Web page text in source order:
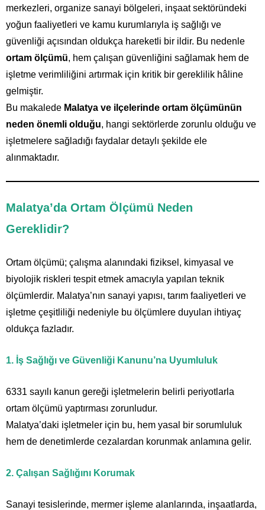
merkezleri, organize sanayi bölgeleri, inşaat sektöründeki
yoğun faaliyetleri ve kamu kurumlarıyla iş sağlığı ve
güvenliği açısından oldukça hareketli bir ildir. Bu nedenle
ortam ölçümü, hem çalışan güvenliğini sağlamak hem de
işletme verimliliğini artırmak için kritik bir gereklilik hâline
gelmiştir.
Bu makalede Malatya ve ilçelerinde ortam ölçümünün
neden önemli olduğu, hangi sektörlerde zorunlu olduğu ve
işletmelere sağladığı faydalar detaylı şekilde ele
alınmaktadır.
Malatya’da Ortam Ölçümü Neden
Gereklidir?
Ortam ölçümü; çalışma alanındaki fiziksel, kimyasal ve
biyolojik riskleri tespit etmek amacıyla yapılan teknik
ölçümlerdir. Malatya’nın sanayi yapısı, tarım faaliyetleri ve
işletme çeşitliliği nedeniyle bu ölçümlere duyulan ihtiyaç
oldukça fazladır.
1. İş Sağlığı ve Güvenliği Kanunu’na Uyumluluk
6331 sayılı kanun gereği işletmelerin belirli periyotlarla
ortam ölçümü yaptırması zorunludur.
Malatya’daki işletmeler için bu, hem yasal bir sorumluluk
hem de denetimlerde cezalardan korunmak anlamına gelir.
2. Çalışan Sağlığını Korumak
Sanayi tesislerinde, mermer işleme alanlarında, inşaatlarda,